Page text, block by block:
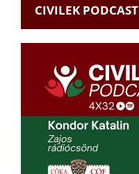
CIVILEK PODCAST